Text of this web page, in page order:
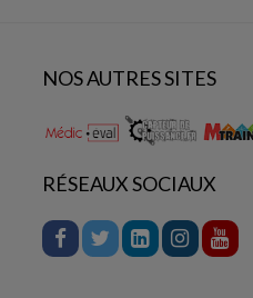
NOS AUTRES SITES
RÉSEAUX SOCIAUX